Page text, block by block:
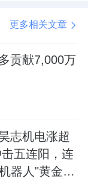
操作的“帮
而肖泳林虽未
。
没216.64万
月至2018年2
构成内幕信
更多相关文章
贡献7,000万
志机电涨超
五连阳，连
器人"黄金十